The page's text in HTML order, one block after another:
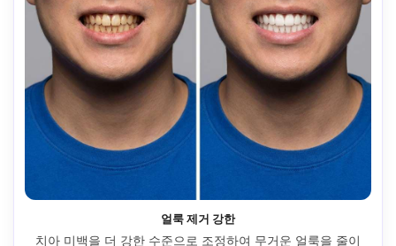
얼룩 제거 강한
치아 미백을 더 강한 수준으로 조정하여 무거운 얼룩을 줄이